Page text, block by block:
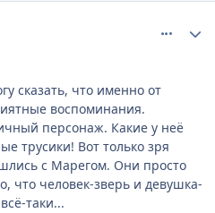
сказать, что именно от
воспоминания.
персонаж. Какие у неё
трусики! Вот только зря
с Марегом. Они просто
что человек-зверь и девушка-
таки...